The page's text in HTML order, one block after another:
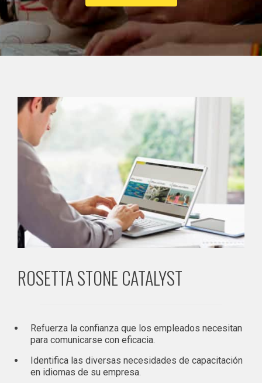
ROSETTA STONE CATALYST
Refuerza la confianza que los empleados necesitan
para comunicarse con eficacia.
Identifica las diversas necesidades de capacitación
en idiomas de su empresa.